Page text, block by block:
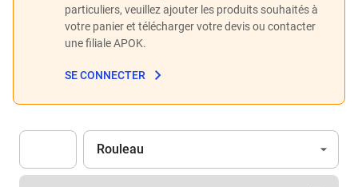
particuliers, veuillez ajouter les produits souhaités à
votre panier et télécharger votre devis ou contacter
une filiale APOK.
SE CONNECTER
Apok.Product.Detail.AddToCart.Quantity (Optionnel)
Unité
Rouleau